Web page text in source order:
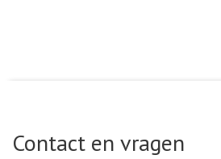
Contact en vragen